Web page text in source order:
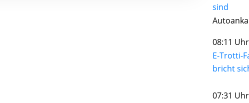
sind
08:11 Uhr
E-Trotti-
bricht
07:31 Uhr